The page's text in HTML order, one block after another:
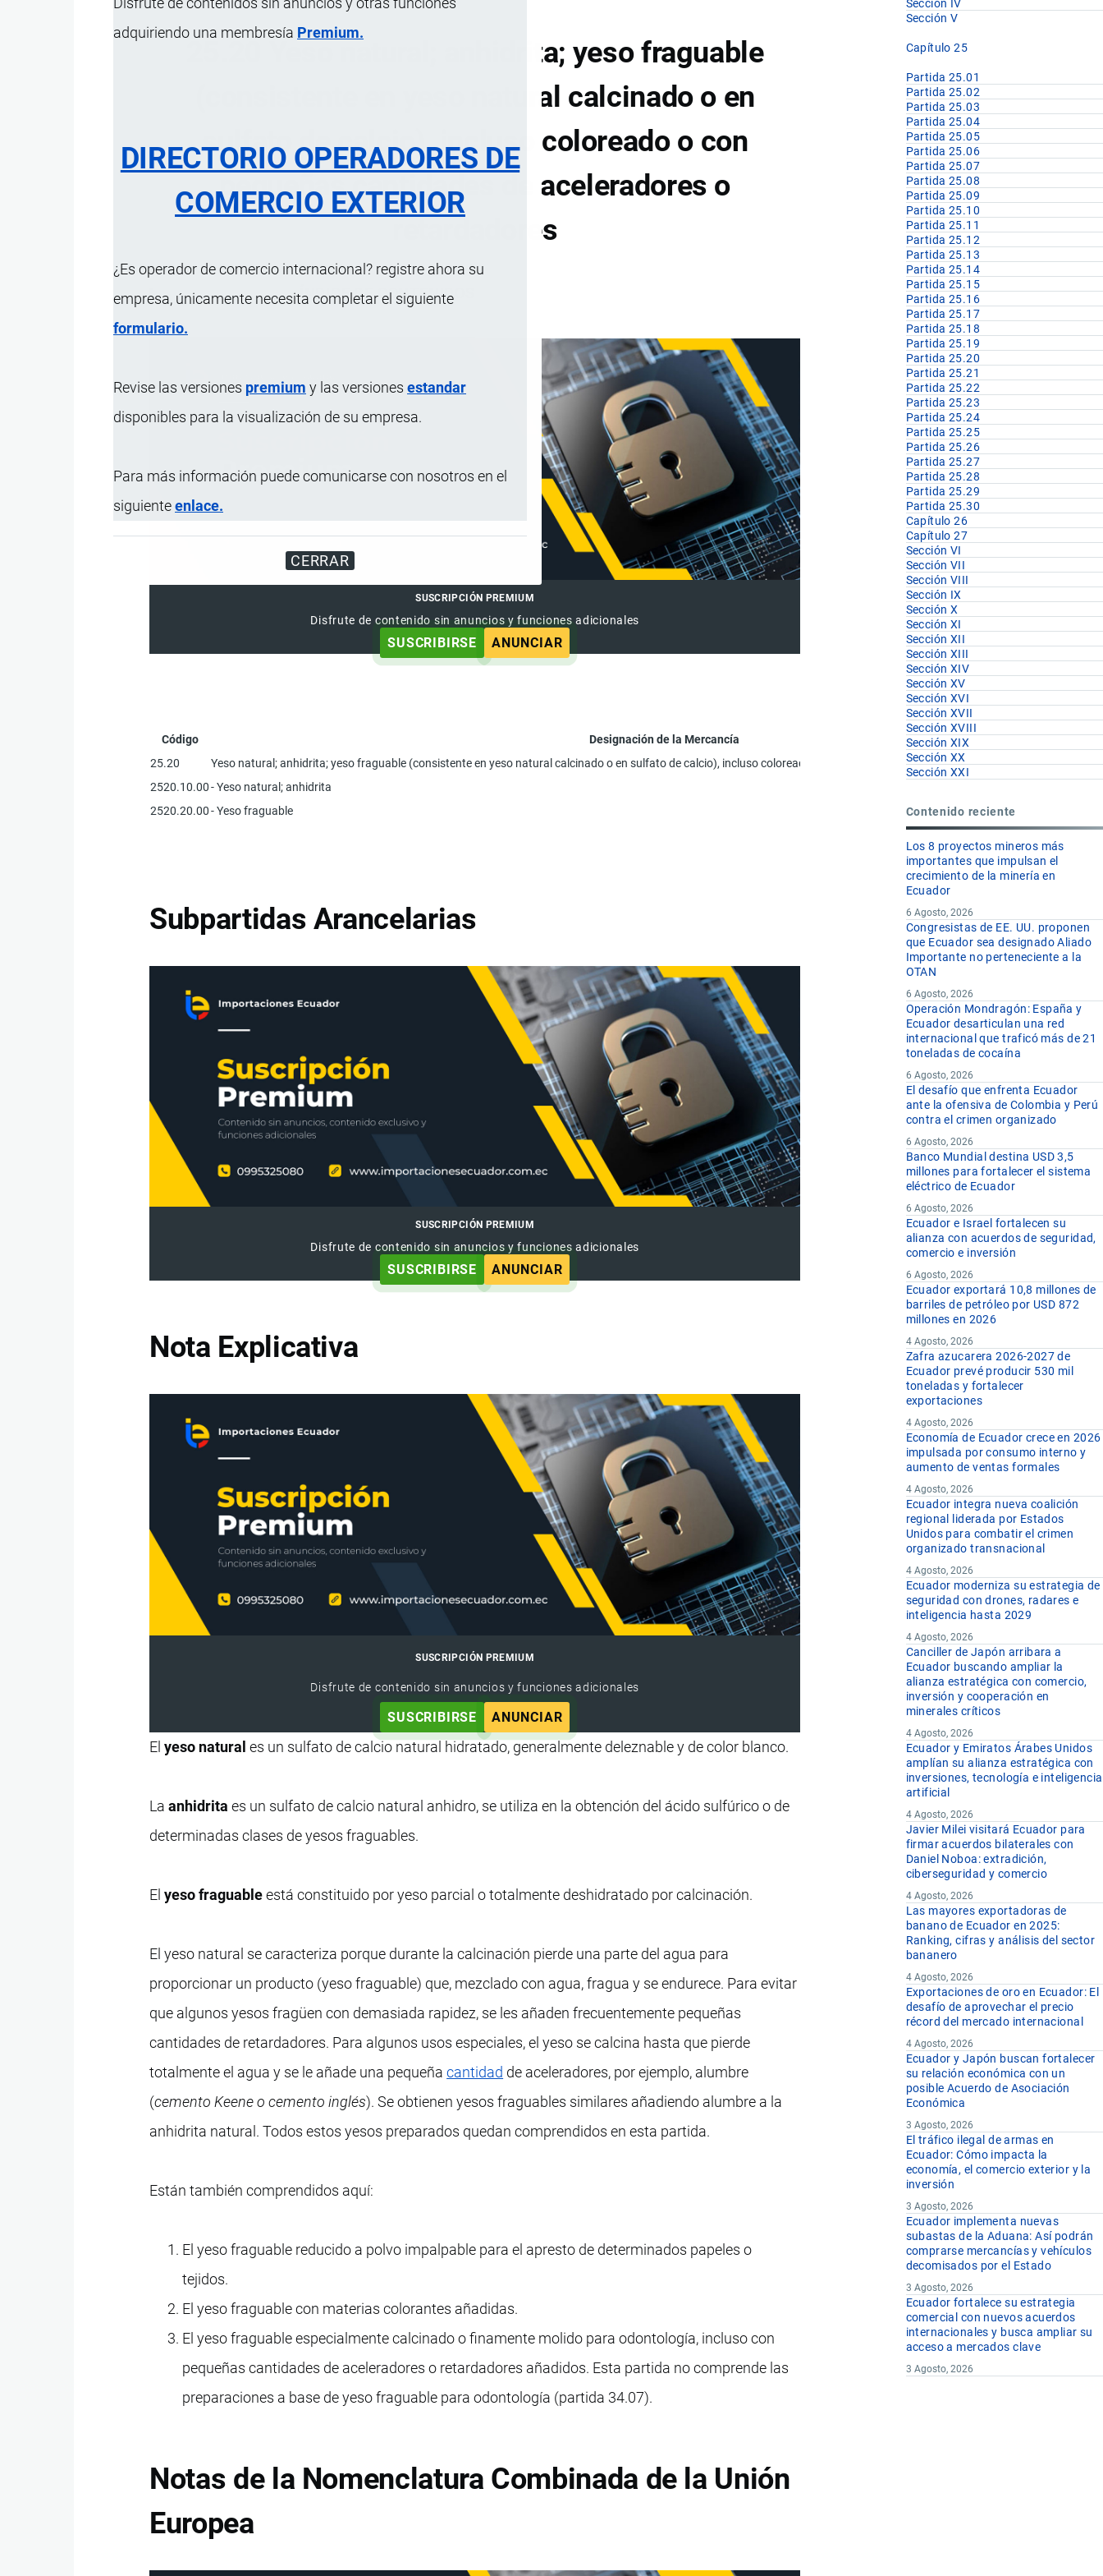
adquiriendo una membresía Premium.
DIRECTORIO OPERADORES DE
COMERCIO EXTERIOR
¿Es operador de comercio internacional? registre ahora su
empresa, únicamente necesita completar el siguiente
formulario.
Revise las versiones premium y las versiones estandar
disponibles para la visualización de su empresa.
Para más información puede comunicarse con nosotros en el
siguienteenlace.
CERRAR
25.20 Yeso natural; anhidrita; yeso fraguable
(consistente en yeso natural calcinado o en
sulfato de calcio), incluso coloreado o con
pequeñas cantidades de aceleradores o
retardadores
ÍNDICE DE CONTENIDOS
SUSCRIPCIÓN PREMIUM
Disfrute de contenido sin anuncios y funciones adicionales
SUSCRIBIRSE ANUNCIAR
Código
Designación de la Mercancía
25.20
Yeso natural; anhidrita; yeso fraguable (consistente en yeso natural calcinado o en sulfato de calcio), incluso coloreado o con pequeñas cantidades de aceleradores o
2520.10.00- Yeso natural; anhidrita
2520.20.00- Yeso fraguable
Subpartidas Arancelarias
SUSCRIPCIÓN PREMIUM
Disfrute de contenido sin anuncios y funciones adicionales
SUSCRIBIRSE ANUNCIAR
Nota Explicativa
SUSCRIPCIÓN PREMIUM
Disfrute de contenido sin anuncios y funciones adicionales
SUSCRIBIRSE ANUNCIAR
Elyeso natural es un sulfato de calcio natural hidratado, generalmente deleznable y de color blanco.
Laanhidrita es un sulfato de calcio natural anhidro, se utiliza en la obtención del ácido sulfúrico o de
determinadas clases de yesos fraguables.
Elyeso fraguableestá constituido por yeso parcial o totalmente deshidratado por calcinación.
El yeso natural se caracteriza porque durante la calcinación pierde una parte del agua para
proporcionar un producto (yeso fraguable) que, mezclado con agua, fragua y se endurece. Para evitar
que algunos yesos fragüen con demasiada rapidez, se les añaden frecuentemente pequeñas
cantidades de retardadores. Para algunos usos especiales, el yeso se calcina hasta que pierde
totalmente el agua y se le añade una pequeñacantidad de aceleradores, por ejemplo, alumbre
(cemento Keene o cemento inglés). Se obtienen yesos fraguables similares añadiendo alumbre a la
anhidrita natural. Todos estos yesos preparados quedan comprendidos en esta partida.
Están también comprendidos aquí:
El yeso fraguable reducido a polvo impalpable para el apresto de determinados papeles o
tejidos.
El yeso fraguable con materias colorantes añadidas.
El yeso fraguable especialmente calcinado o finamente molido para odontología, incluso con
pequeñas cantidades de aceleradores o retardadores añadidos. Esta partida no comprende las
preparaciones a base de yeso fraguable para odontología (partida 34.07).
Notas de la Nomenclatura Combinada de la Unión
Europea
Sección IV
Sección V
Capítulo 25
Partida 25.01
Partida 25.02
Partida 25.03
Partida 25.04
Partida 25.05
Partida 25.06
Partida 25.07
Partida 25.08
Partida 25.09
Partida 25.10
Partida 25.11
Partida 25.12
Partida 25.13
Partida 25.14
Partida 25.15
Partida 25.16
Partida 25.17
Partida 25.18
Partida 25.19
Partida 25.20
Partida 25.21
Partida 25.22
Partida 25.23
Partida 25.24
Partida 25.25
Partida 25.26
Partida 25.27
Partida 25.28
Partida 25.29
Partida 25.30
Capítulo 26
Capítulo 27
Sección VI
Sección VII
Sección VIII
Sección IX
Sección X
Sección XI
Sección XII
Sección XIII
Sección XIV
Sección XV
Sección XVI
Sección XVII
Sección XVIII
Sección XIX
Sección XX
Sección XXI
Contenido reciente
Los 8 proyectos mineros más
importantes que impulsan el
crecimiento de la minería en
Ecuador
6 Agosto, 2026
Congresistas de EE. UU. proponen
que Ecuador sea designado Aliado
Importante no perteneciente a la
OTAN
6 Agosto, 2026
Operación Mondragón: España y
Ecuador desarticulan una red
internacional que traficó más de 21
toneladas de cocaína
6 Agosto, 2026
El desafío que enfrenta Ecuador
ante la ofensiva de Colombia y Perú
contra el crimen organizado
6 Agosto, 2026
Banco Mundial destina USD 3,5
millones para fortalecer el sistema
eléctrico de Ecuador
6 Agosto, 2026
Ecuador e Israel fortalecen su
alianza con acuerdos de seguridad,
comercio e inversión
6 Agosto, 2026
Ecuador exportará 10,8 millones de
barriles de petróleo por USD 872
millones en 2026
4 Agosto, 2026
Zafra azucarera 2026-2027 de
Ecuador prevé producir 530 mil
toneladas y fortalecer
exportaciones
4 Agosto, 2026
Economía de Ecuador crece en 2026
impulsada por consumo interno y
aumento de ventas formales
4 Agosto, 2026
Ecuador integra nueva coalición
regional liderada por Estados
Unidos para combatir el crimen
organizado transnacional
4 Agosto, 2026
Ecuador moderniza su estrategia de
seguridad con drones, radares e
inteligencia hasta 2029
4 Agosto, 2026
Canciller de Japón arribara a
Ecuador buscando ampliar la
alianza estratégica con comercio,
inversión y cooperación en
minerales críticos
4 Agosto, 2026
Ecuador y Emiratos Árabes Unidos
amplían su alianza estratégica con
inversiones, tecnología e inteligencia
artificial
4 Agosto, 2026
Javier Milei visitará Ecuador para
firmar acuerdos bilaterales con
Daniel Noboa: extradición,
ciberseguridad y comercio
4 Agosto, 2026
Las mayores exportadoras de
banano de Ecuador en 2025:
Ranking, cifras y análisis del sector
bananero
4 Agosto, 2026
Exportaciones de oro en Ecuador: El
desafío de aprovechar el precio
récord del mercado internacional
4 Agosto, 2026
Ecuador y Japón buscan fortalecer
su relación económica con un
posible Acuerdo de Asociación
Económica
3 Agosto, 2026
El tráfico ilegal de armas en
Ecuador: Cómo impacta la
economía, el comercio exterior y la
inversión
3 Agosto, 2026
Ecuador implementa nuevas
subastas de la Aduana: Así podrán
comprarse mercancías y vehículos
decomisados por el Estado
3 Agosto, 2026
Ecuador fortalece su estrategia
comercial con nuevos acuerdos
internacionales y busca ampliar su
acceso a mercados clave
3 Agosto, 2026